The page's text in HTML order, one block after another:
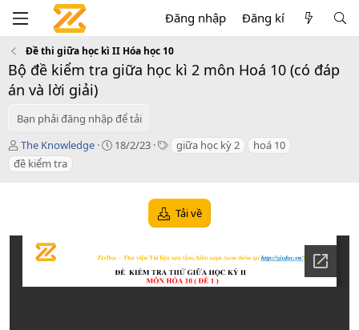
Đăng nhập Đăng kí
Đề thi giữa học kì II Hóa học 10
Bộ đề kiểm tra giữa học kì 2 môn Hoá 10 (có đáp
án và lời giải)
Bạn phải đăng nhập để tải
T
á
c
The Knowledge
C
d
a
t
18/2/23
T giữa học kỳ 2
hoá 10
đề kiểm tra
Tải về